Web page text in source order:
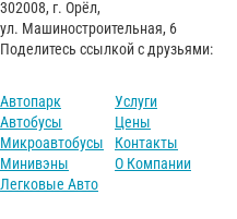
302008, г. Орёл,
ул. Машиностроительная, 6
Поделитесь ссылкой с друзьями:
Автопарк
Автобусы
Микроавтобусы
Минивэны
Легковые Авто
Услуги
Цены
Контакты
О Компании